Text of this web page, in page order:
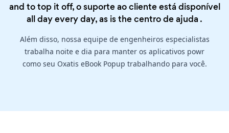
and to top it off, o suporte ao cliente está disponível
all day every day, as is thecentro de ajuda .
Além disso, nossa equipe de engenheiros especialistas
trabalha noite e dia para manter os aplicativos powr
como seu Oxatis eBook Popup trabalhando para você.